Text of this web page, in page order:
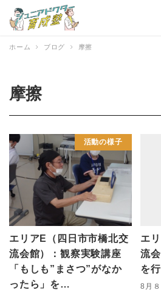
ホーム ブログ 摩擦
摩擦
活動の様子
エリアE（四日市市橋北交
流会館）：観察実験講座
「もしも”まさつ”がなか
ったら」を…
エ
流
を
8月